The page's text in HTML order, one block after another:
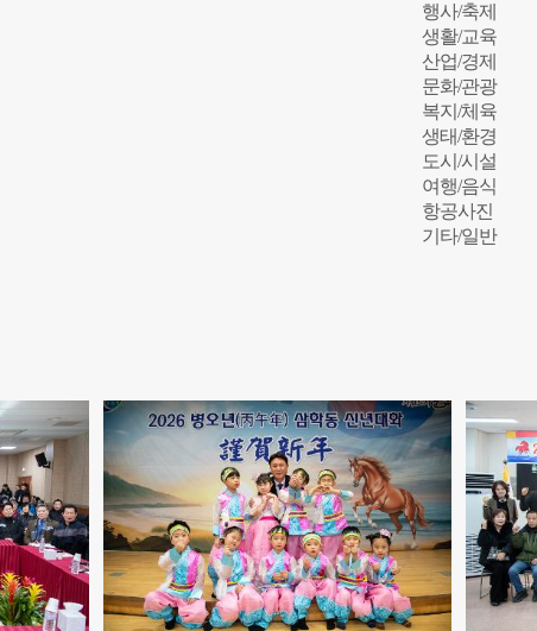
행사/축제
생활/교육
산업/경제
문화/관광
복지/체육
생태/환경
도시/시설
여행/음식
항공사진
기타/일반